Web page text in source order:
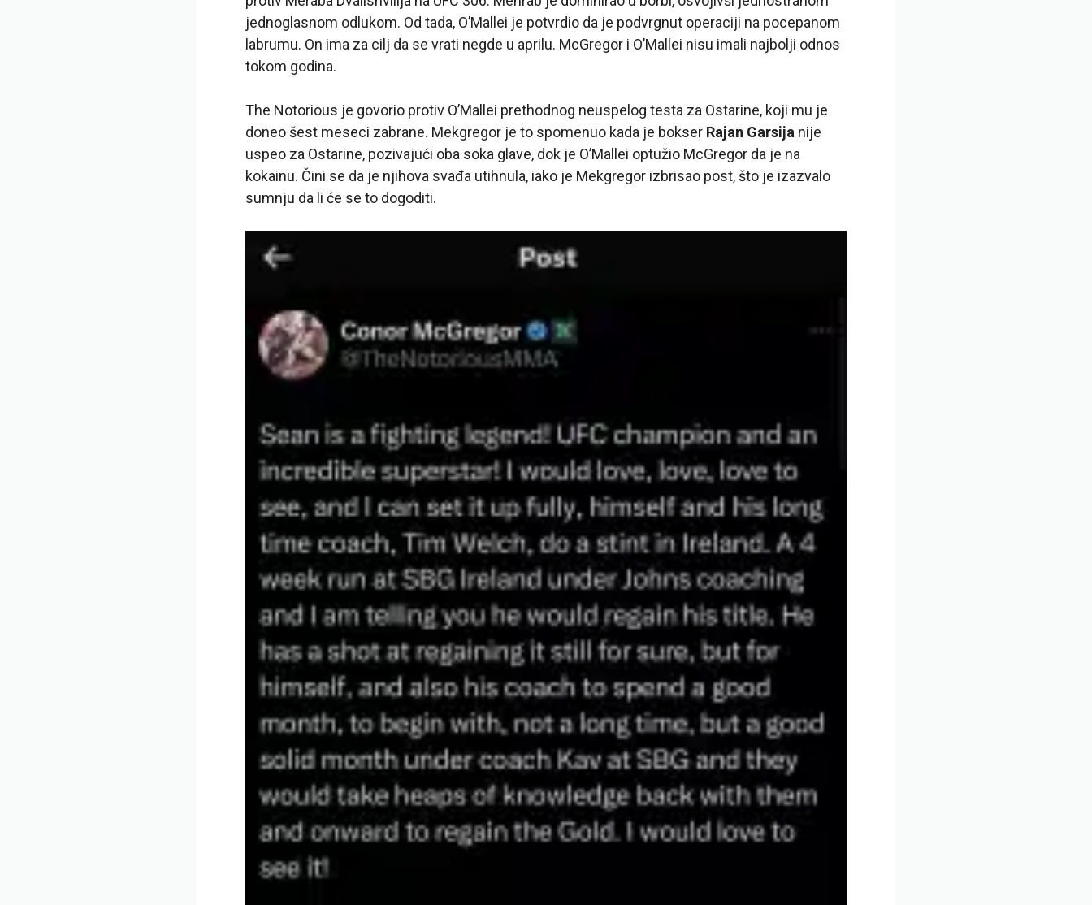
jednoglasnom odlukom. Od tada, O’Mallei je potvrdio da je podvrgnut operaciji na pocepanom
labrumu. On ima za cilj da se vrati negde u aprilu. McGregor i O’Mallei nisu imali najbolji odnos
tokom godina.
The Notorious je govorio protiv O’Mallei prethodnog neuspelog testa za Ostarine, koji mu je
doneo šest meseci zabrane. Mekgregor je to spomenuo kada je bokser Rajan Garsija nije
uspeo za Ostarine, pozivajući oba soka glave, dok je O’Mallei optužio McGregor da je na
kokainu. Čini se da je njihova svađa utihnula, iako je Mekgregor izbrisao post, što je izazvalo
sumnju da li će se to dogoditi.